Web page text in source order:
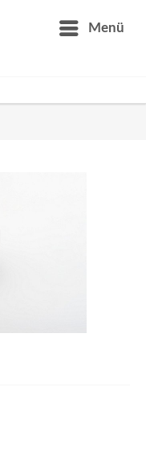
Menü